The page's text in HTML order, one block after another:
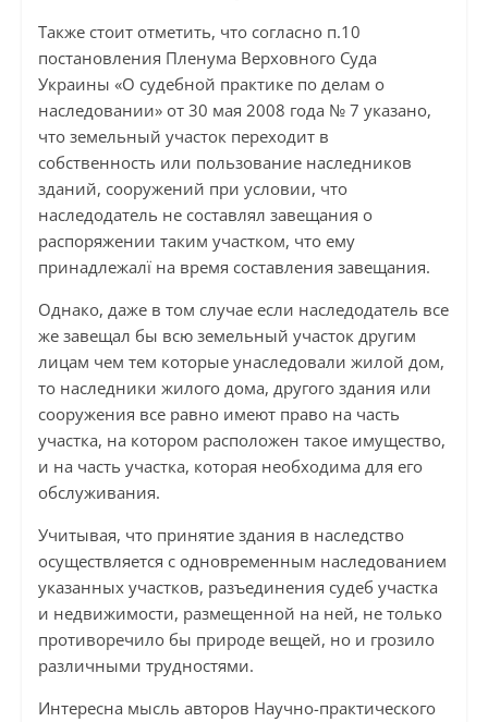
Также стоит отметить, что согласно п.10
постановления Пленума Верховного Суда
Украины «О судебной практике по делам о
наследовании» от 30 мая 2008 года № 7 указано,
что земельный участок переходит в
собственность или пользование наследников
зданий, сооружений при условии, что
наследодатель не составлял завещания о
распоряжении таким участком, что ему
принадлежалї на время составления завещания.
Однако, даже в том случае если наследодатель все
же завещал бы всю земельный участок другим
лицам чем тем которые унаследовали жилой дом,
то наследники жилого дома, другого здания или
сооружения все равно имеют право на часть
участка, на котором расположен такое имущество,
и на часть участка, которая необходима для его
обслуживания.
Учитывая, что принятие здания в наследство
осуществляется с одновременным наследованием
указанных участков, разъединения судеб участка
и недвижимости, размещенной на ней, не только
противоречило бы природе вещей, но и грозило
различными трудностями.
Интересна мысль авторов Научно-практического